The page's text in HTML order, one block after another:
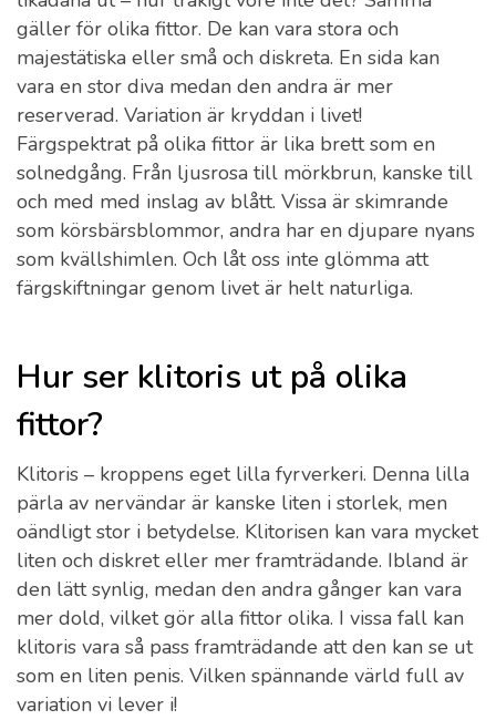
gäller för olika fittor. De kan vara stora och
majestätiska eller små och diskreta. En sida kan
vara en stor diva medan den andra är mer
reserverad. Variation är kryddan i livet!
Färgspektrat på olika fittor är lika brett som en
solnedgång. Från ljusrosa till mörkbrun, kanske till
och med med inslag av blått. Vissa är skimrande
som körsbärsblommor, andra har en djupare nyans
som kvällshimlen. Och låt oss inte glömma att
färgskiftningar genom livet är helt naturliga.
Hur ser klitoris ut på olika
fittor?
Klitoris – kroppens eget lilla fyrverkeri. Denna lilla
pärla av nervändar är kanske liten i storlek, men
oändligt stor i betydelse. Klitorisen kan vara mycket
liten och diskret eller mer framträdande. Ibland är
den lätt synlig, medan den andra gånger kan vara
mer dold, vilket gör alla fittor olika. I vissa fall kan
klitoris vara så pass framträdande att den kan se ut
som en liten penis. Vilken spännande värld full av
variation vi lever i!